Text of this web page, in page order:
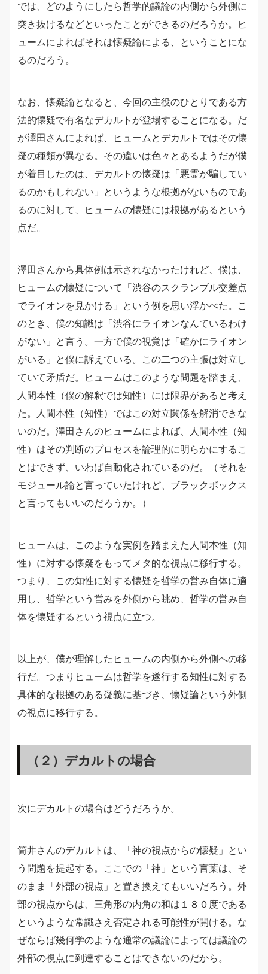
では、どのようにしたら哲学的議論の内側から外側に
突き抜けるなどといったことができるのだろうか。ヒ
ュームによればそれは懐疑論による、ということにな
るのだろう。
なお、懐疑論となると、今回の主役のひとりである方
法的懐疑で有名なデカルトが登場することになる。だ
が澤田さんによれば、ヒュームとデカルトではその懐
疑の種類が異なる。その違いは色々とあるようだが僕
が着目したのは、デカルトの懐疑は「悪霊が騙してい
るのかもしれない」というような根拠がないものであ
るのに対して、ヒュームの懐疑には根拠があるという
点だ。
澤田さんから具体例は示されなかったけれど、僕は、
ヒュームの懐疑について「渋谷のスクランブル交差点
でライオンを見かける」という例を思い浮かべた。こ
のとき、僕の知識は「渋谷にライオンなんているわけ
がない」と言う。一方で僕の視覚は「確かにライオン
がいる」と僕に訴えている。この二つの主張は対立し
ていて矛盾だ。ヒュームはこのような問題を踏まえ、
人間本性（僕の解釈では知性）には限界があると考え
た。人間本性（知性）ではこの対立関係を解消できな
いのだ。澤田さんのヒュームによれば、人間本性（知
性）はその判断のプロセスを論理的に明らかにするこ
とはできず、いわば自動化されているのだ。（それを
モジュール論と言っていたけれど、ブラックボックス
と言ってもいいのだろうか。）
ヒュームは、このような実例を踏まえた人間本性（知
性）に対する懐疑をもってメタ的な視点に移行する。
つまり、この知性に対する懐疑を哲学の営み自体に適
用し、哲学という営みを外側から眺め、哲学の営み自
体を懐疑するという視点に立つ。
以上が、僕が理解したヒュームの内側から外側への移
行だ。つまりヒュームは哲学を遂行する知性に対する
具体的な根拠のある疑義に基づき、懐疑論という外側
の視点に移行する。
（２）デカルトの場合
次にデカルトの場合はどうだろうか。
筒井さんのデカルトは、「神の視点からの懐疑」とい
う問題を提起する。ここでの「神」という言葉は、そ
のまま「外部の視点」と置き換えてもいいだろう。外
部の視点からは、三角形の内角の和は１８０度である
というような常識さえ否定される可能性が開ける。な
ぜならば幾何学のような通常の議論によっては議論の
外部の視点に到達することはできないのだから。